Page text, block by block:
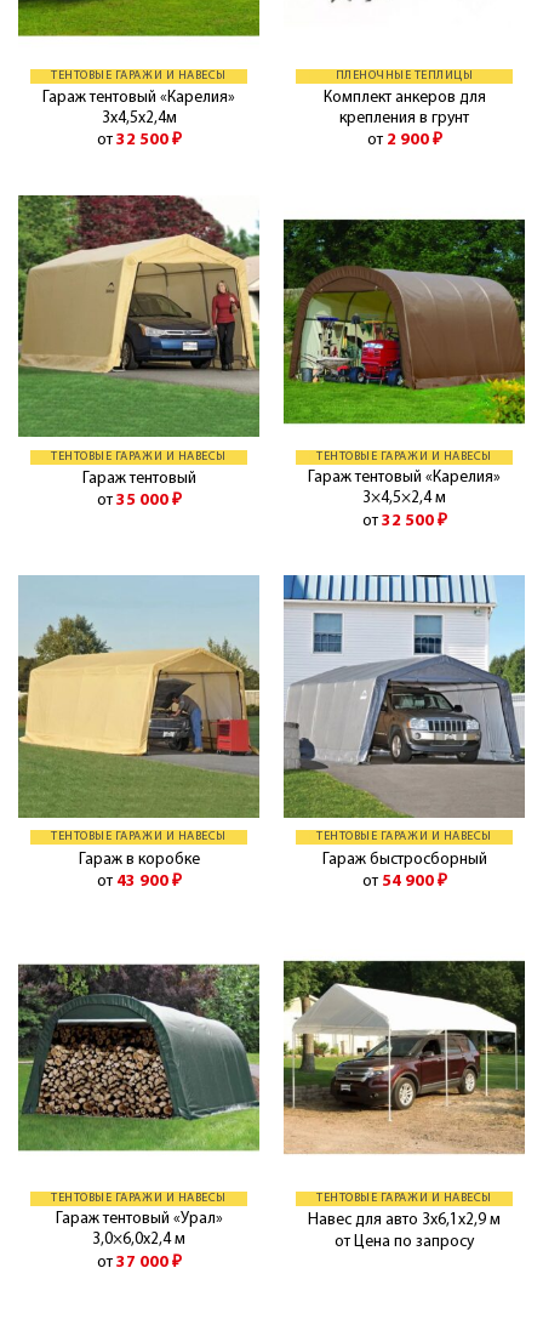
ТЕНТОВЫЕ ГАРАЖИ И НАВЕСЫ
Гараж тентовый «Карелия»
3х4,5х2,4м
от 32 500 ₽
ПЛЕНОЧНЫЕ ТЕПЛИЦЫ
Комплект анкеров для
крепления в грунт
от 2 900 ₽
ТЕНТОВЫЕ ГАРАЖИ И НАВЕСЫ
Гараж тентовый
от 35 000 ₽
ТЕНТОВЫЕ ГАРАЖИ И НАВЕСЫ
Гараж тентовый «Карелия»
3×4,5×2,4 м
от 32 500 ₽
ТЕНТОВЫЕ ГАРАЖИ И НАВЕСЫ
Гараж в коробке
от 43 900 ₽
ТЕНТОВЫЕ ГАРАЖИ И НАВЕСЫ
Гараж быстросборный
от 54 900 ₽
ТЕНТОВЫЕ ГАРАЖИ И НАВЕСЫ
Гараж тентовый «Урал»
3,0×6,0x2,4 м
от 37 000 ₽
ТЕНТОВЫЕ ГАРАЖИ И НАВЕСЫ
Навес для авто 3х6,1х2,9 м
от Цена по запросу